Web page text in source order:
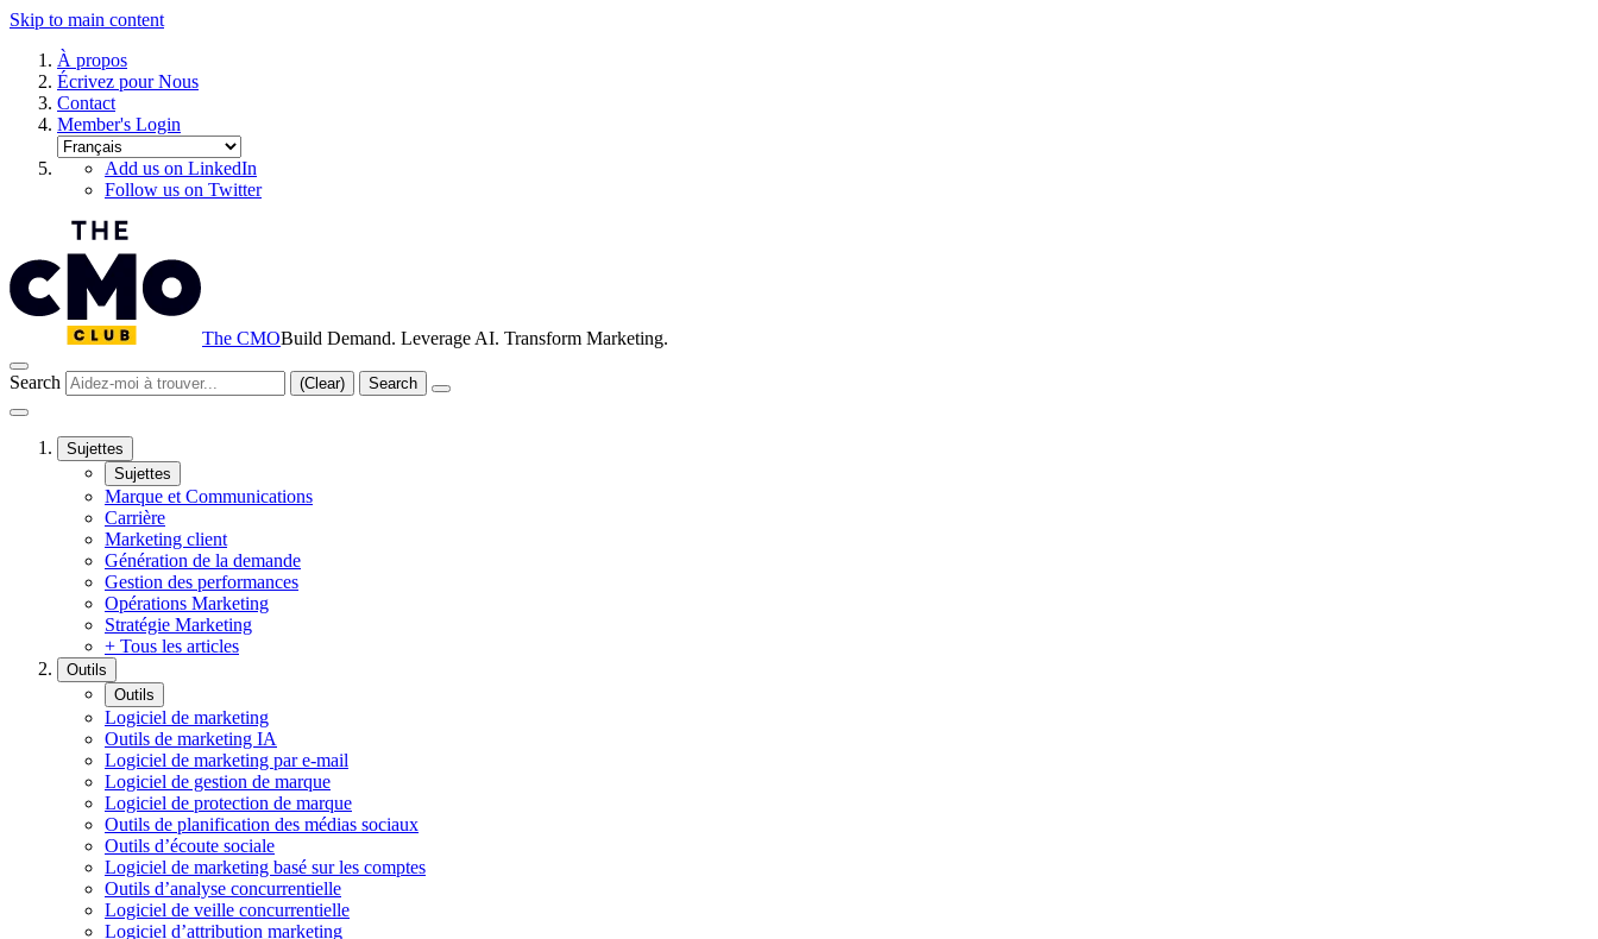
Skip to main content
À propos
Écrivez pour Nous
Contact
Member's Login
Add us on LinkedIn
Follow us on Twitter
The CMOBuild Demand. Leverage AI. Transform Marketing.
Search (Clear) Search
Sujettes
Sujettes
Marque et Communications
Carrière
Marketing client
Génération de la demande
Gestion des performances
Opérations Marketing
Stratégie Marketing
+ Tous les articles
Outils
Outils
Logiciel de marketing
Outils de marketing IA
Logiciel de marketing par e-mail
Logiciel de gestion de marque
Logiciel de protection de marque
Outils de planification des médias sociaux
Outils d’écoute sociale
Logiciel de marketing basé sur les comptes
Outils d’analyse concurrentielle
Logiciel de veille concurrentielle
Logiciel d’attribution marketing